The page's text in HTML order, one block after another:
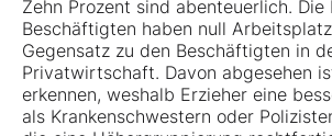
Zehn Prozent sind abenteuerlich. Die
Beschäftigten haben null
Gegensatz zu den Beschäftigten in
Privatwirtschaft. Davon abgesehen
erkennen, weshalb Erzieher eine
als Krankenschwestern oder